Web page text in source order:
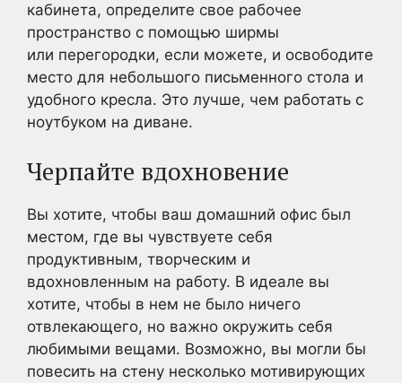
кабинета, определите свое рабочее
пространство с помощью ширмы
или перегородки, если можете, и освободите
место для небольшого письменного стола и
удобного кресла. Это лучше, чем работать с
ноутбуком на диване.
Черпайте вдохновение
Вы хотите, чтобы ваш домашний офис был
местом, где вы чувствуете себя
продуктивным, творческим и
вдохновленным на работу. В идеале вы
хотите, чтобы в нем не было ничего
отвлекающего, но важно окружить себя
любимыми вещами. Возможно, вы могли бы
повесить на стену несколько мотивирующих